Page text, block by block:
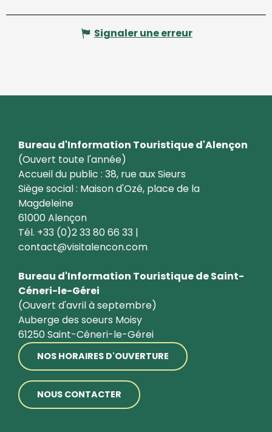
Signaler une erreur
Bureau d'Information Touristique d'Alençon
(Ouvert toute l'année)
Accueil du public : 38, rue aux Sieurs
Siège social : Maison d'Ozé, place de la
Magdeleine
61000 Alençon
Tél. +33 (0)2 33 80 66 33 |
contact@visitalencon.com
Bureau d'Information Touristique de Saint-
Céneri-le-Gérei
(Ouvert d'avril à septembre)
Auberge des soeurs Moisy
61250 Saint-Céneri-le-Gérei
NOS HORAIRES D'OUVERTURE
NOUS CONTACTER